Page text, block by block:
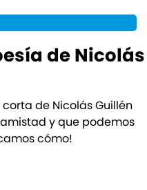
de Nicolás
corta de Nicolás Guillén
y que podemos
cómo!